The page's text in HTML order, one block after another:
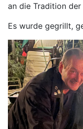
an die Tradition der
Es wurde gegrillt,